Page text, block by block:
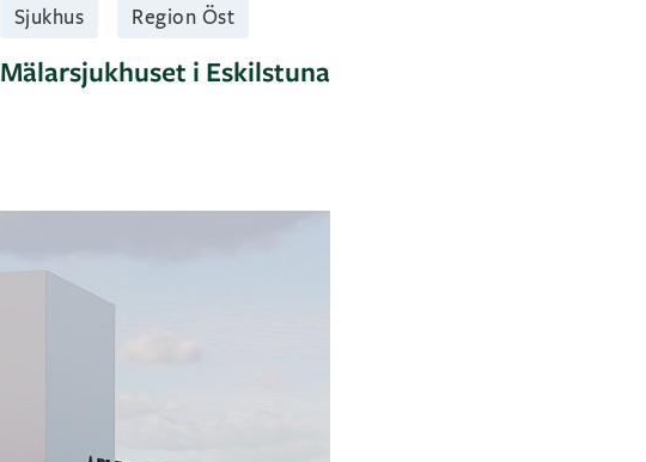
Sjukhus Region Öst
Mälarsjukhuset i Eskilstuna